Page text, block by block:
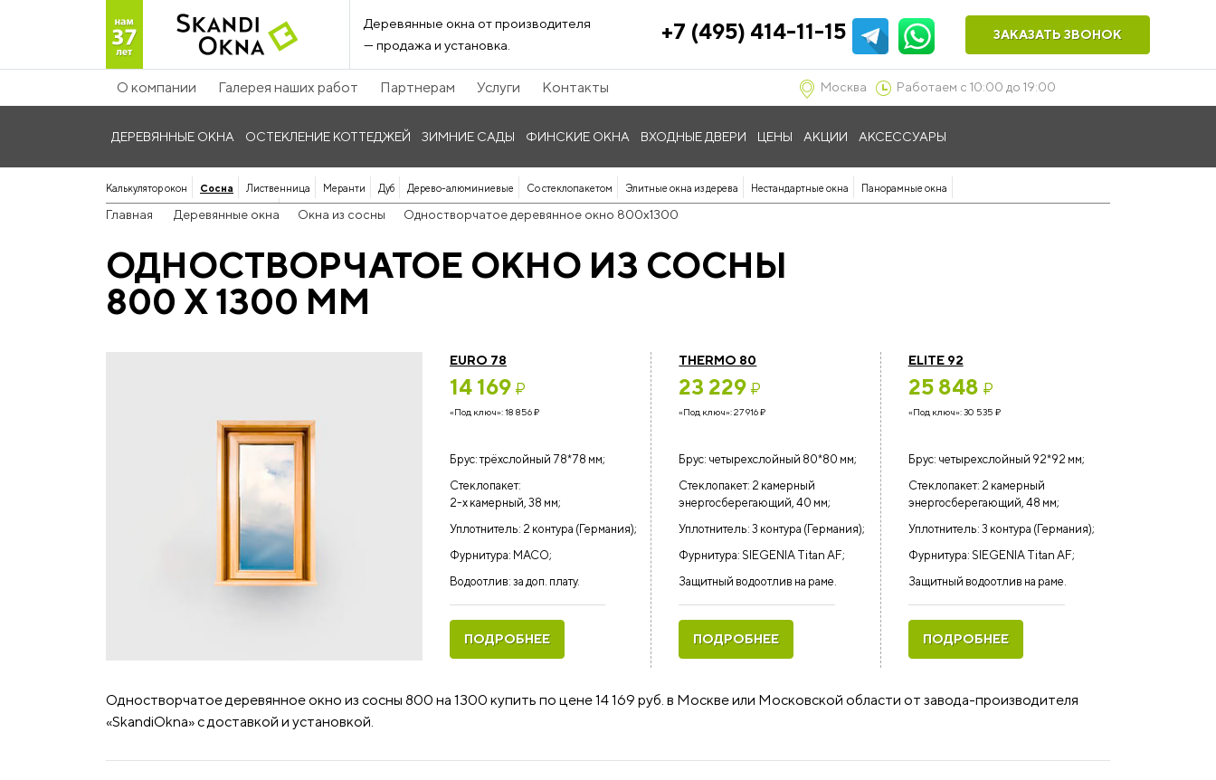
Деревянные окна от производителя
— продажа и установка.
+7 (495) 414-11-15 ЗАКАЗАТЬ ЗВОНОК
О компании Галерея наших работ Партнерам Услуги Контакты Москва Работаем с 10:00 до 19:00
ДЕРЕВЯННЫЕ ОКНА ОСТЕКЛЕНИЕ КОТТЕДЖЕЙ ЗИМНИЕ САДЫ ФИНСКИЕ ОКНА ВХОДНЫЕ ДВЕРИ ЦЕНЫ АКЦИИ АКСЕССУАРЫ
Калькулятор окон Сосна Лиственница Меранти Дуб Дерево-алюминиевые Со стеклопакетом Элитные окна из дерева Нестандартные окна
Панорамные окна
Панорамные дерево-алюминиевые
Главная Деревянные окна Окна из сосны Одностворчатое деревянное окно 800x1300
ОДНОСТВОРЧАТОЕ ОКНО ИЗ СОСНЫ
800 Х 1300 ММ
EURO 78
14 169 ₽
«Под ключ»:18 856₽
Брус: трёхслойный 78*78 мм;
Стеклопакет:
2-х камерный, 38 мм;
Уплотнитель: 2 контура (Германия);
Фурнитура: MACO;
Водоотлив: за доп. плату.
ПОДРОБНЕЕ
THERMO 80
23 229 ₽
«Под ключ»:27 916₽
Брус: четырехслойный 80*80 мм;
Стеклопакет: 2 камерный
энергосберегающий, 40 мм;
Уплотнитель: 3 контура (Германия);
Фурнитура: SIEGENIA Titan AF;
Защитный водоотлив на раме.
ПОДРОБНЕЕ
ELITE 92
25 848 ₽
«Под ключ»:30 535 ₽
Брус: четырехслойный 92*92 мм;
Стеклопакет: 2 камерный
энергосберегающий, 48 мм;
Уплотнитель: 3 контура (Германия);
Фурнитура: SIEGENIA Titan AF;
Защитный водоотлив на раме.
ПОДРОБНЕЕ
Одностворчатое деревянное окно из сосны 800 на 1300 купить по цене 14 169 руб. в Москве или Московской области от завода-производителя
«SkandiOkna» с доставкой и установкой.